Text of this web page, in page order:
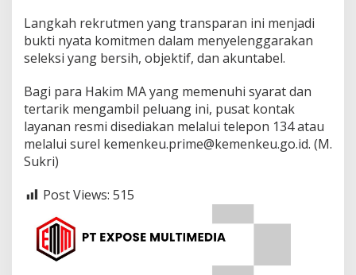
Langkah rekrutmen yang transparan ini menjadi
bukti nyata komitmen dalam menyelenggarakan
seleksi yang bersih, objektif, dan akuntabel.
Bagi para Hakim MA yang memenuhi syarat dan
tertarik mengambil peluang ini, pusat kontak
layanan resmi disediakan melalui telepon 134 atau
melalui surel kemenkeu.prime@kemenkeu.go.id. (M.
Sukri)
Post Views: 515